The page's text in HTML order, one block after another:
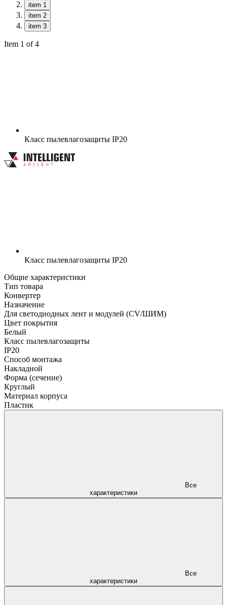
item 1
item 2
item 3
Item 1 of 4
Класс пылевлагозащиты IP20
Класс пылевлагозащиты IP20
Общие характеристики
Тип товара
Конвертер
Назначение
Для светодиодных лент и модулей (CV/ШИМ)
Цвет покрытия
Белый
Класс пылевлагозащиты
IP20
Способ монтажа
Накладной
Форма (сечение)
Круглый
Материал корпуса
Пластик
характеристики
характеристики